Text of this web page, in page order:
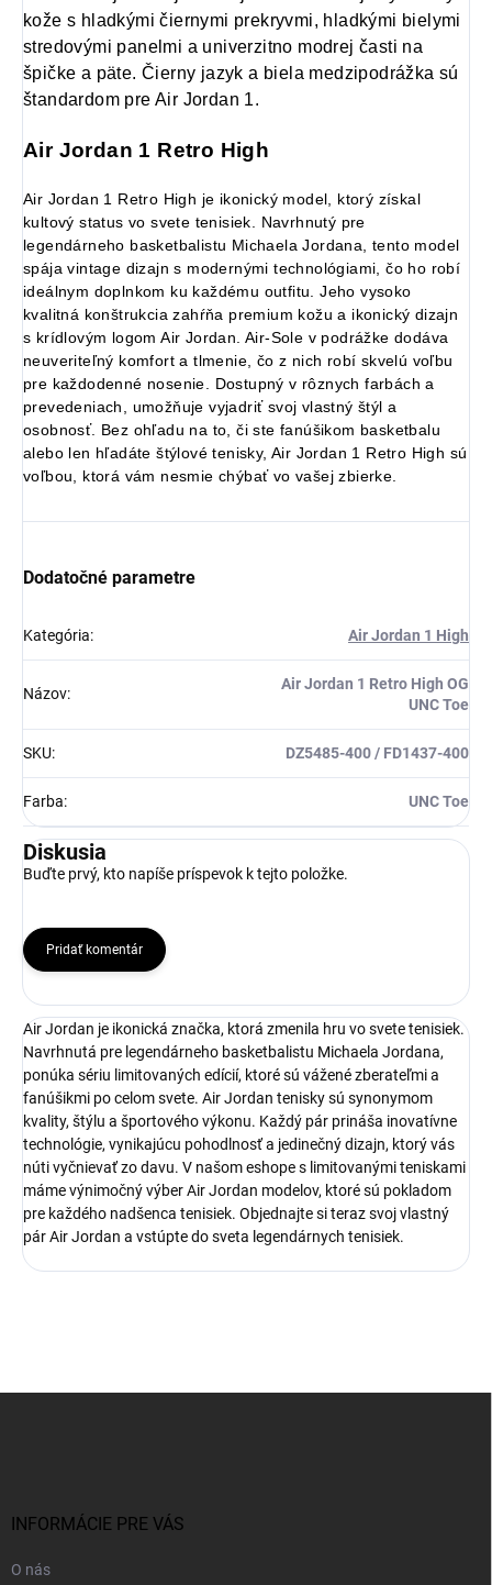
kože s hladkými čiernymi prekryvmi, hladkými bielymi
stredovými panelmi a univerzitno modrej časti na
špičke a päte. Čierny jazyk a biela medzipodrážka sú
štandardom pre Air Jordan 1.
Air Jordan 1 Retro High
Air Jordan 1 Retro High je ikonický model, ktorý získal
kultový status vo svete tenisiek. Navrhnutý pre
legendárneho basketbalistu Michaela Jordana, tento model
spája vintage dizajn s modernými technológiami, čo ho robí
ideálnym doplnkom ku každému outfitu. Jeho vysoko
kvalitná konštrukcia zahŕňa premium kožu a ikonický dizajn
s krídlovým logom Air Jordan. Air-Sole v podrážke dodáva
neuveriteľný komfort a tlmenie, čo z nich robí skvelú voľbu
pre každodenné nosenie. Dostupný v rôznych farbách a
prevedeniach, umožňuje vyjadriť svoj vlastný štýl a
osobnosť. Bez ohľadu na to, či ste fanúšikom basketbalu
alebo len hľadáte štýlové tenisky, Air Jordan 1 Retro High sú
voľbou, ktorá vám nesmie chýbať vo vašej zbierke.
Dodatočné parametre
Kategória: Air Jordan 1 High
Názov:
Air Jordan 1 Retro High OG
UNC Toe
SKU: DZ5485-400 / FD1437-400
Farba: UNC Toe
Diskusia
Buďte prvý, kto napíše príspevok k tejto položke.
Pridať komentár
Air Jordan je ikonická značka, ktorá zmenila hru vo svete tenisiek.
Navrhnutá pre legendárneho basketbalistu Michaela Jordana,
ponúka sériu limitovaných edícií, ktoré sú vážené zberateľmi a
fanúšikmi po celom svete. Air Jordan tenisky sú synonymom
kvality, štýlu a športového výkonu. Každý pár prináša inovatívne
technológie, vynikajúcu pohodlnosť a jedinečný dizajn, ktorý vás
núti vyčnievať zo davu. V našom eshope s limitovanými teniskami
máme výnimočný výber Air Jordan modelov, ktoré sú pokladom
pre každého nadšenca tenisiek. Objednajte si teraz svoj vlastný
pár Air Jordan a vstúpte do sveta legendárnych tenisiek.
INFORMÁCIE PRE VÁS
O nás
Získaj zľavu 5 €!